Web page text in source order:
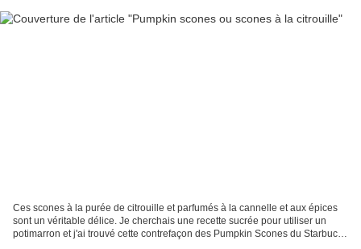
Ces scones à la purée de citrouille et parfumés à la cannelle et aux épices
sont un véritable délice. Je cherchais une recette sucrée pour utiliser un
potimarron et j'ai trouvé cette contrefaçon des Pumpkin Scones du Starbucks